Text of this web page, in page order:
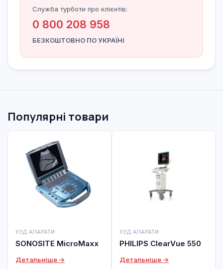
Служба турботи про клієнтів:
0 800 208 958
БЕЗКОШТОВНО ПО УКРАЇНІ
Популярні товари
УЗД АПАРАТИ
SONOSITE MicroMaxx
Детальніше →
УЗД АПАРАТИ
PHILIPS ClearVue 550
Детальніше →